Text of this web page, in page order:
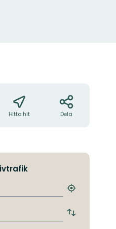
Hitta hit Dela
Hitta
hållplats
Byt